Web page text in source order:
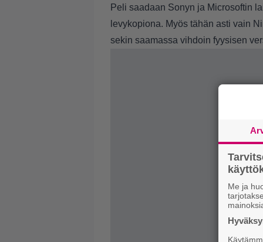
Peli saadaan Sonyn ja Microsoftin
levykopiona. Myös tähän asti vain
sekin saamassa vihdoin fyysisen
Me ja